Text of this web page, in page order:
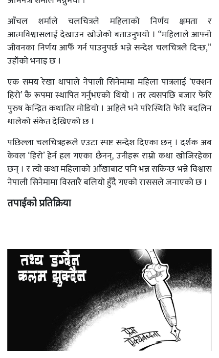
आँचल शर्माले चलचित्रले महिलाको निर्णय क्षमता र
आत्मविश्वासलाई देखाउन खोजेको बताउनुभयो । “महिलाले आफ्नो
जीवनका निर्णय आफैँ गर्न पाउनुपर्छ भन्ने सन्देश चलचित्रले दिन्छ,”
उहाँको भनाइ छ ।
एक समय रेखा थापाले नेपाली सिनेमामा महिला पात्रलाई ‘एक्शन
हिरो’ कै रूपमा स्थापित गर्नुभएको थियो । तर त्यसपछि बजार फेरि
पुरुष केन्द्रित कथातिर मोडियो । अहिले भने परिस्थिति फेरि बदलिन
थालेको संकेत देखिएको छ ।
पछिल्ला चलचित्रहरूले एउटा स्पष्ट सन्देश दिएका छन् । दर्शक अब
केवल ‘हिरो’ हेर्न हल गएका छैनन्, उनीहरू राम्रो कथा खोजिरहेका
छन् । र त्यो कथा महिलाको आँखाबाट पनि भन्न सकिन्छ भन्ने विश्वास
नेपाली सिनेमामा विस्तारै बलियो हुँदै गएको राससले जनाएको छ ।
तपाईको प्रतिक्रिया